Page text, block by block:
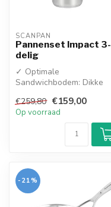
SCANPAN
Pannenset Impact 3-
delig
✓ Optimale
Sandwichbodem: Dikke
aluminium kern voor een
sne...
€259,80 €159,00
Op voorraad
-21%